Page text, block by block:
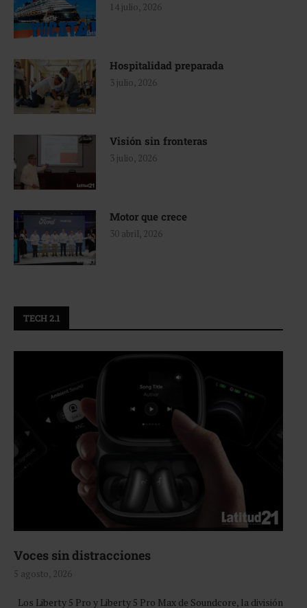
14 julio, 2026
Hospitalidad preparada
3 julio, 2026
Visión sin fronteras
3 julio, 2026
Motor que crece
30 abril, 2026
TECH 2.1
Voces sin distracciones
5 agosto, 2026
Los Liberty 5 Pro y Liberty 5 Pro Max de Soundcore, la división